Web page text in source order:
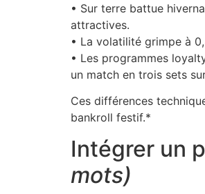
• Sur terre battue
attractives.
• La volatilité grimpe à
• Les programmes
un match en trois sets
Ces différences
bankroll festif.*
Intégrer un
mots)